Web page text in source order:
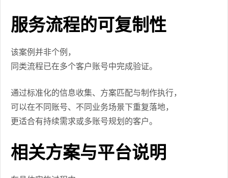
服务流程的可复制性
该案例并非个例，
同类流程已在多个客户账号中完成验证。
通过标准化的信息收集、方案匹配与制作执行，
可以在不同账号、不同业务场景下重复落地，
更适合有持续需求或多账号规划的客户。
相关方案与平台说明